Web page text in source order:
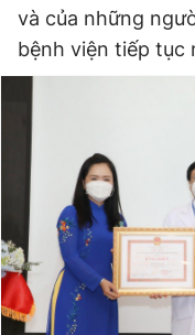
và của những
bệnh viện tiếp tục